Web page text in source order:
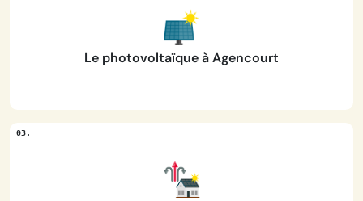
Le photovoltaïque à Agencourt